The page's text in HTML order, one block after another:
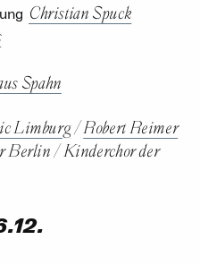
Christian Spuck
Spahn
Limburg/Robert Reimer
Berlin /Kinderchor der